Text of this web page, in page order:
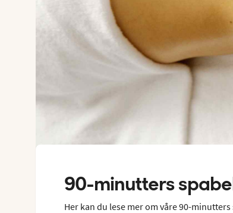
90-minutters
Her kan du lese mer om våre 90-